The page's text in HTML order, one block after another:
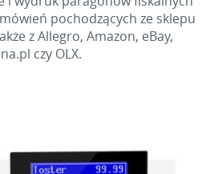
pochodzących ze sklepu
z Allegro, Amazon, eBay,
czy OLX.